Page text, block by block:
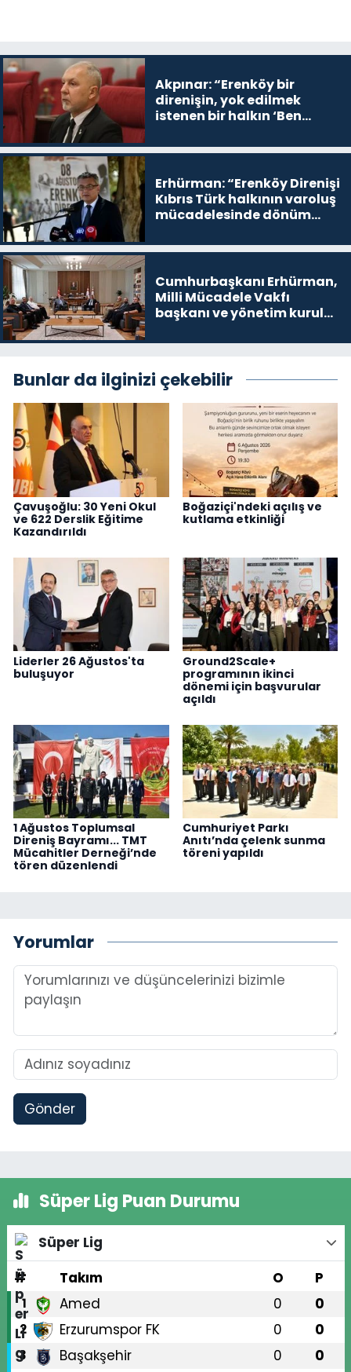
Akpınar: “Erenköy bir
direnişin, yok edilmek
istenen bir halkın ‘Ben
devam edeceğim’ dediği
Erhürman: “Erenköy Direnişi
Kıbrıs Türk halkının varoluş
mücadelesinde dönüm
Cumhurbaşkanı Erhürman,
Milli Mücadele Vakfı
başkanı ve yönetim kurulu
Bunlar da ilginizi çekebilir
Çavuşoğlu: 30 Yeni Okul
ve 622 Derslik Eğitime
Kazandırıldı
Boğaziçi'ndeki açılış ve
kutlama etkinliği
Liderler 26 Ağustos'ta
buluşuyor
Ground2Scale+
programının ikinci
dönemi için başvurular
açıldı
1 Ağustos Toplumsal
Direniş Bayramı... TMT
Mücahitler Derneği’nde
tören düzenlendi
Cumhuriyet Parkı
Anıtı’nda çelenk sunma
töreni yapıldı
Yorumlar
Gönder
Süper Lig Puan Durumu
Süper Lig
#
Takım O P
1 Amed 0 0
2 Erzurumspor FK 0 0
3 Başakşehir 0 0